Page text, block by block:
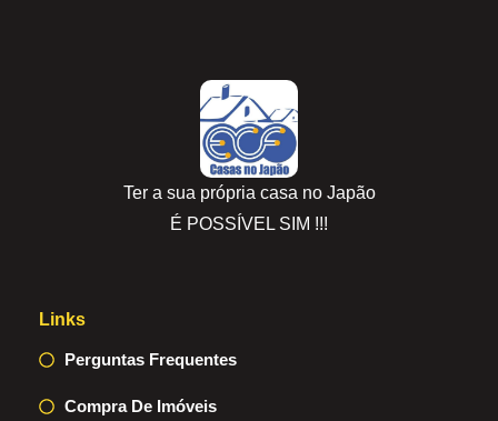
Ter a sua própria casa no Japão
É POSSÍVEL SIM !!!
Links
Perguntas Frequentes
Compra De Imóveis